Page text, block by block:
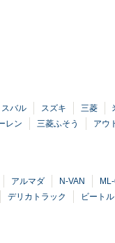
スバル スズキ 三菱
レン 三菱ふそう アウ
アルマダ N-VAN
デリカトラック ビートル